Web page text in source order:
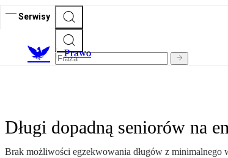
Serwisy
Prawo
Długi dopadną seniorów na
Brak możliwości egzekwowania długów z minimalnego